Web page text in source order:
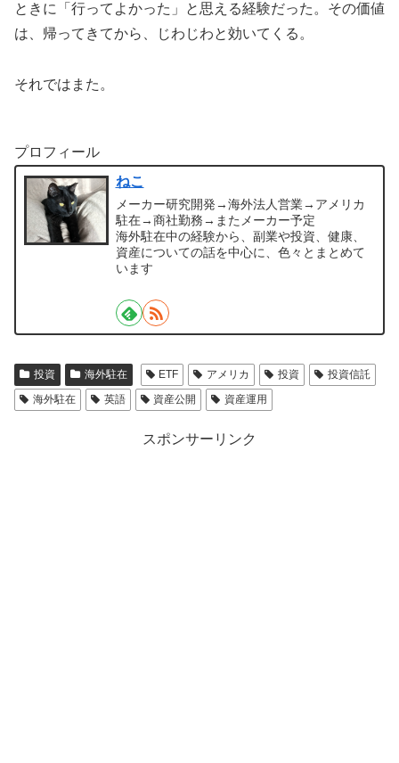
ときに「行ってよかった」と思える経験だった。その価値
は、帰ってきてから、じわじわと効いてくる。
それではまた。
プロフィール
ねこ
メーカー研究開発→海外法人営業→アメリカ
駐在→商社勤務→またメーカー予定
海外駐在中の経験から、副業や投資、健康、
資産についての話を中心に、色々とまとめて
います
投資 海外駐在 ETF アメリカ 投資
投資信託
海外駐在
英語 資産公開 資産運用
スポンサーリンク